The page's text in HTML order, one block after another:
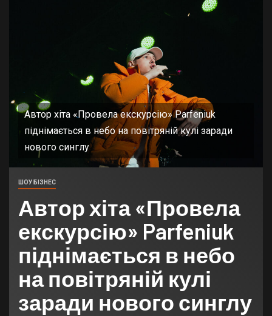
Автор хіта «Провела екскурсію» Parfeniuk
піднімається в небо на повітряній кулі заради
нового синглу
ШОУ БІЗНЕС
Автор хіта «Провела
екскурсію» Parfeniuk
піднімається в небо
на повітряній кулі
заради нового синглу